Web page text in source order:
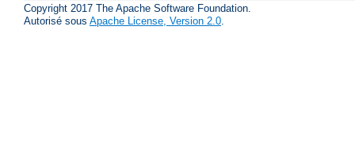
Copyright 2017 The Apache Software Foundation.
Autorisé sous Apache License, Version 2.0